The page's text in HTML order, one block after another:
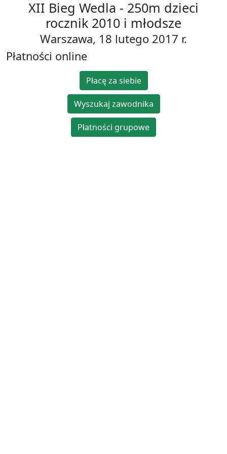
XII Bieg Wedla - 250m dzieci
rocznik 2010 i młodsze
Warszawa, 18 lutego 2017 r.
Płatności online